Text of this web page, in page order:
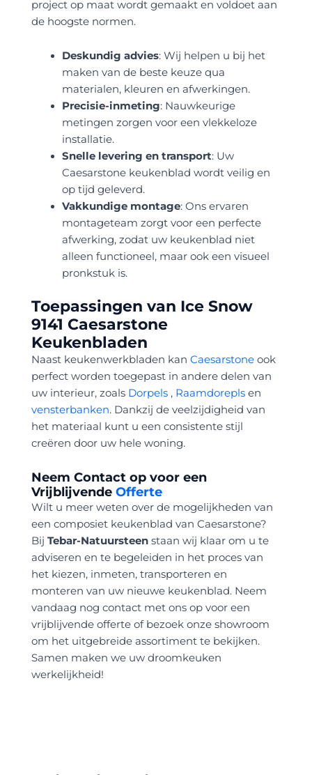
project op maat wordt gemaakt en voldoet aan
de hoogste normen.
Deskundig advies: Wij helpen u bij het
maken van de beste keuze qua
materialen, kleuren en afwerkingen.
Precisie-inmeting: Nauwkeurige
metingen zorgen voor een vlekkeloze
installatie.
Snelle levering en transport: Uw
Caesarstone keukenblad wordt veilig en
op tijd geleverd.
Vakkundige montage: Ons ervaren
montageteam zorgt voor een perfecte
afwerking, zodat uw keukenblad niet
alleen functioneel, maar ook een visueel
pronkstuk is.
Toepassingen van Ice Snow
9141 Caesarstone
Keukenbladen
Naast keukenwerkbladen kan Caesarstone ook
perfect worden toegepast in andere delen van
uw interieur, zoals Dorpels , Raamdorepls en
vensterbanken. Dankzij de veelzijdigheid van
het materiaal kunt u een consistente stijl
creëren door uw hele woning.
Neem Contact op voor een
Vrijblijvende Offerte
Wilt u meer weten over de mogelijkheden van
een composiet keukenblad van Caesarstone?
Bij Tebar-Natuursteen staan wij klaar om u te
adviseren en te begeleiden in het proces van
het kiezen, inmeten, transporteren en
monteren van uw nieuwe keukenblad. Neem
vandaag nog contact met ons op voor een
vrijblijvende offerte of bezoek onze showroom
om het uitgebreide assortiment te bekijken.
Samen maken we uw droomkeuken
werkelijkheid!